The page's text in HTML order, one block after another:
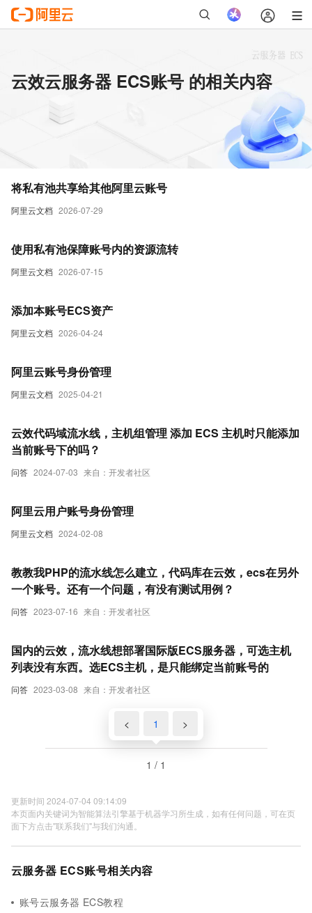
云效云服务器 ECS账号 的相关内容
阿里云文档 2026-07-29
将私有池共享给其他阿里云账号
阿里云文档 2026-07-15
使用私有池保障账号内的资源流转
阿里云文档 2026-04-24
添加本账号ECS资产
阿里云文档 2025-04-21
阿里云账号身份管理
问答 2024-07-03 来自：开发者社区
云效代码域流水线，主机组管理 添加 ECS 主机时只能添加
当前账号下的吗？
阿里云文档 2024-02-08
阿里云用户账号身份管理
问答 2023-07-16 来自：开发者社区
教教我PHP的流水线怎么建立，代码库在云效，ecs在另外
一个账号。还有一个问题，有没有测试用例？
问答 2023-03-08 来自：开发者社区
国内的云效，流水线想部署国际版ECS服务器，可选主机
列表没有东西。选ECS主机，是只能绑定当前账号的
< 1 >
1 / 1
更新时间 2024-07-04 09:14:09
本页面内关键词为智能算法引擎基于机器学习所生成，如有任何问题，可在页
面下方点击"联系我们"与我们沟通。
云服务器 ECS账号相关内容
账号云服务器 ECS教程